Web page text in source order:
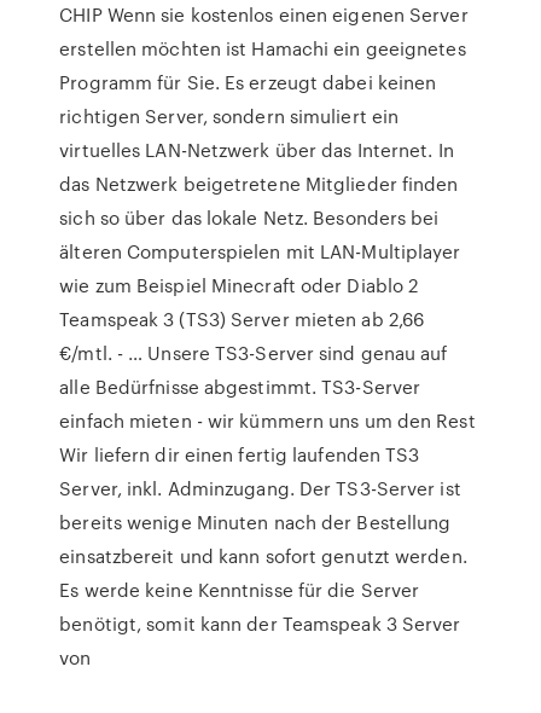
CHIP Wenn sie kostenlos einen eigenen Server
erstellen möchten ist Hamachi ein geeignetes
Programm für Sie. Es erzeugt dabei keinen
richtigen Server, sondern simuliert ein
virtuelles LAN-Netzwerk über das Internet. In
das Netzwerk beigetretene Mitglieder finden
sich so über das lokale Netz. Besonders bei
älteren Computerspielen mit LAN-Multiplayer
wie zum Beispiel Minecraft oder Diablo 2
Teamspeak 3 (TS3) Server mieten ab 2,66
€/mtl. - … Unsere TS3-Server sind genau auf
alle Bedürfnisse abgestimmt. TS3-Server
einfach mieten - wir kümmern uns um den Rest
Wir liefern dir einen fertig laufenden TS3
Server, inkl. Adminzugang. Der TS3-Server ist
bereits wenige Minuten nach der Bestellung
einsatzbereit und kann sofort genutzt werden.
Es werde keine Kenntnisse für die Server
benötigt, somit kann der Teamspeak 3 Server
von